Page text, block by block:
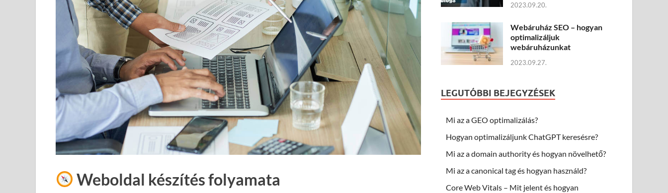
Weboldal készítés folyamata
2023.09.20.
Webáruház SEO – hogyan
optimalizáljuk
webáruházunkat
2023.09.27.
LEGUTÓBBI BEJEGYZÉSEK
Mi az a GEO optimalizálás?
Hogyan optimalizáljunk ChatGPT keresésre?
Mi az a domain authority és hogyan növelhető?
Mi az a canonical tag és hogyan használd?
Core Web Vitals – Mit jelent és hogyan